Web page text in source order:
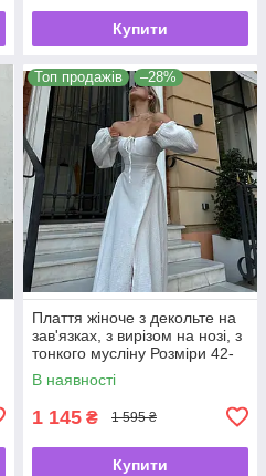
Купити
Топ продажів –28%
Плаття жіноче з декольте на
зав'язках, з вирізом на нозі, з
тонкого мусліну Розміри 42-
44, 46-48
В наявності
1 145 ₴ 1 595 ₴
Купити